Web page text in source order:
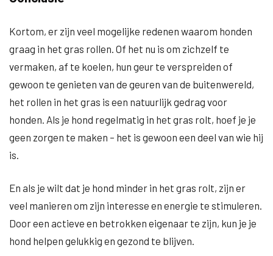
Kortom, er zijn veel mogelijke redenen waarom honden
graag in het gras rollen. Of het nu is om zichzelf te
vermaken, af te koelen, hun geur te verspreiden of
gewoon te genieten van de geuren van de buitenwereld,
het rollen in het gras is een natuurlijk gedrag voor
honden. Als je hond regelmatig in het gras rolt, hoef je je
geen zorgen te maken – het is gewoon een deel van wie hij
is.
En als je wilt dat je hond minder in het gras rolt, zijn er
veel manieren om zijn interesse en energie te stimuleren.
Door een actieve en betrokken eigenaar te zijn, kun je je
hond helpen gelukkig en gezond te blijven.